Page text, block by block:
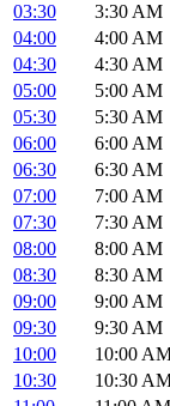
03:30
3:30 AM
04:00
4:00 AM
04:30
4:30 AM
05:00
5:00 AM
05:30
5:30 AM
06:00
6:00 AM
06:30
6:30 AM
07:00
7:00 AM
07:30
7:30 AM
08:00
8:00 AM
08:30
8:30 AM
09:00
9:00 AM
09:30
9:30 AM
10:00
10:00
10:30
10:30